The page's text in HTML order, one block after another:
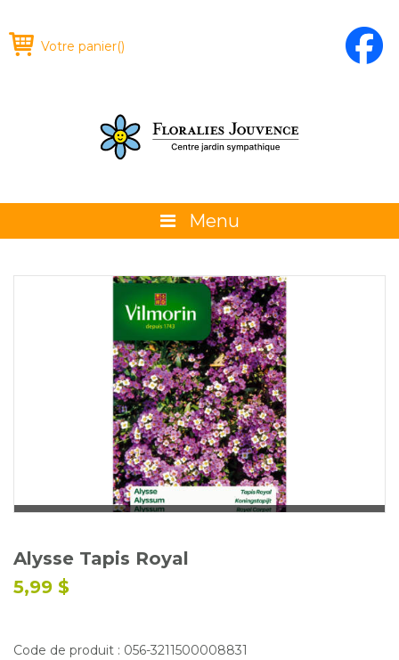
Votre panier()
Menu
La boutique
Promotions et évènements
Conseils
Glossaire
Calendrier horticole
Emplois
Service à la clientèle
Nous joindre
Alysse Tapis Royal
5,99 $
Code de produit : 056-3211500008831